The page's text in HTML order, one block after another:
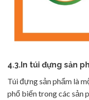
4.3.In túi đựng sản
Túi đựng sản phẩm là
phổ biến trong các sản